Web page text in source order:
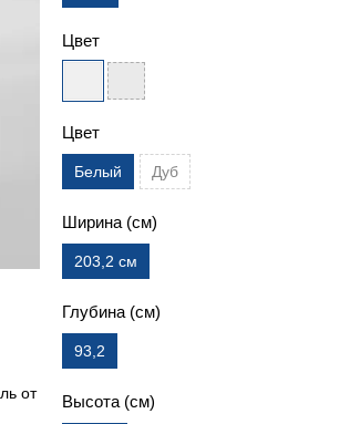
от
Цвет
Цвет
Белый Дуб
Ширина (см)
203,2 см
Глубина (см)
93,2
Высота (см)